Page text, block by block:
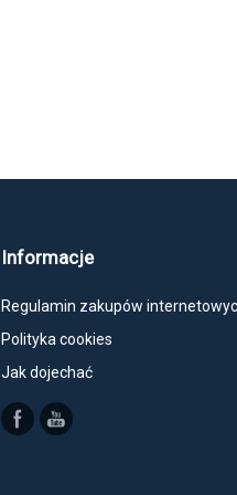
Informacje
Regulamin zakupów
Polityka cookies
Jak dojechać